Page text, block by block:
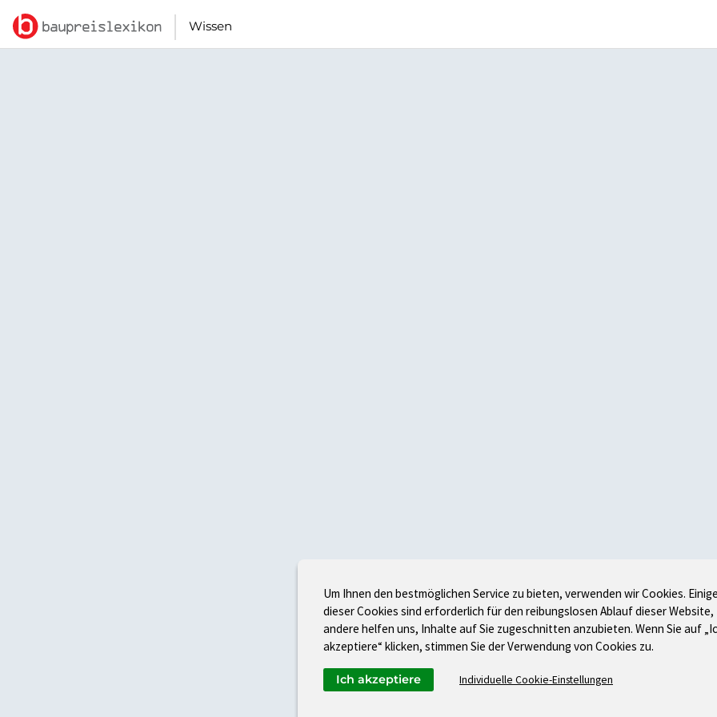
Wissen
Um Ihnen den bestmöglichen Service zu bieten, verwenden wir Cookies.
dieser Cookies sind erforderlich für den reibungslosen Ablauf dieser Website,
andere helfen uns, Inhalte auf Sie zugeschnitten anzubieten. Wenn Sie auf
akzeptiere“ klicken, stimmen Sie der Verwendung von Cookies zu.
Individuelle Cookie-Einstellungen
Ich akzeptiere